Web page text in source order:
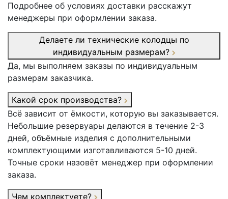
Подробнее об условиях доставки расскажут
менеджеры при оформлении заказа.
Делаете ли технические колодцы по
индивидуальным размерам?
Да, мы выполняем заказы по индивидуальным
размерам заказчика.
Какой срок производства?
Всё зависит от ёмкости, которую вы заказывается.
Небольшие резервуары делаются в течение 2-3
дней, объёмные изделия с дополнительными
комплектующими изготавливаются 5-10 дней.
Точные сроки назовёт менеджер при оформлении
заказа.
Чем комплектуете?